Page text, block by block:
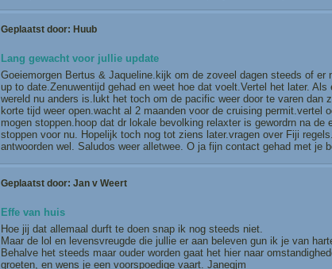
Geplaatst door: Huub
Lang gewacht voor jullie update
Goeiemorgen Bertus & Jaqueline.kijk om de zoveel dagen steeds of er
up to date.Zenuwentijd gehad en weet hoe dat voelt.Vertel het later.
wereld nu anders is.lukt het toch om de pacific weer door te varen dan
korte tijd weer open.wacht al 2 maanden voor de cruising permit.vertel
mogen stoppen.hoop dat dr lokale bevolking relaxter is gewordrn na
stoppen voor nu. Hopelijk toch nog tot ziens later.vragen over Fiji
antwoorden wel. Saludos weer alletwee. O ja fijn contact gehad met je
Geplaatst door: Jan v Weert
Effe van huis
Hoe jij dat allemaal durft te doen snap ik nog steeds niet.
Maar de lol en levensvreugde die jullie er aan beleven gun ik je van
Behalve het steeds maar ouder worden gaat het hier naar
groeten, en wens je een voorspoedige vaart. Janeqjm